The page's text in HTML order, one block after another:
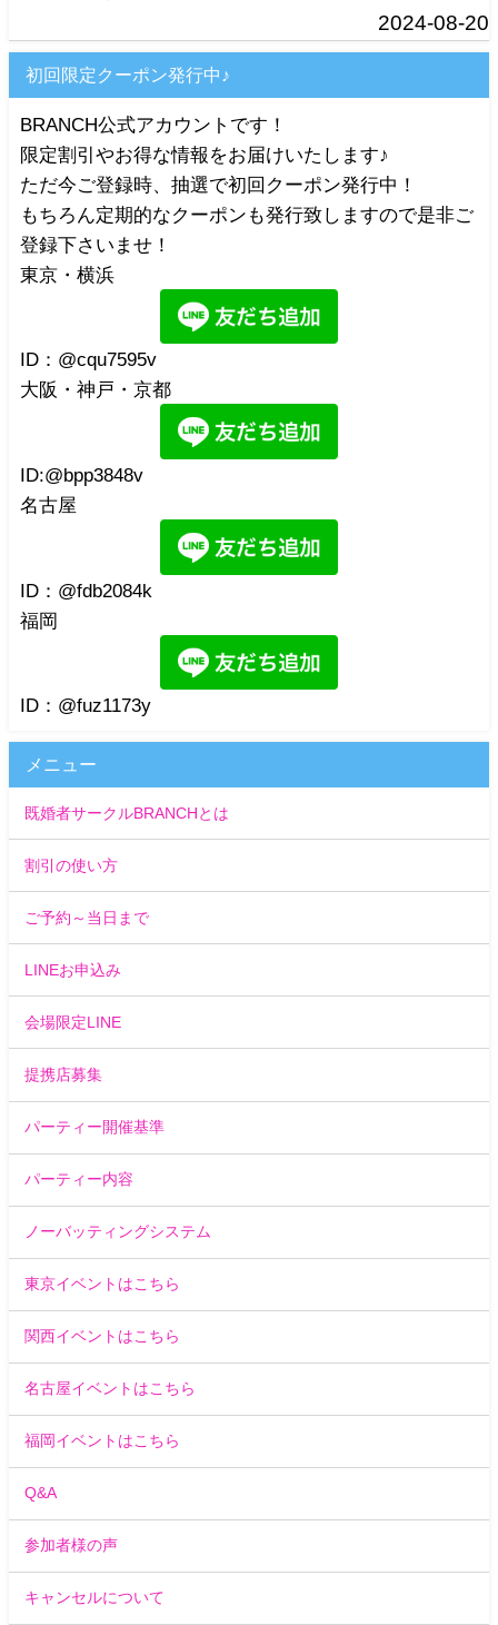
2024-08-20
初回限定クーポン発行中♪
BRANCH公式アカウントです！
限定割引やお得な情報をお届けいたします♪
ただ今ご登録時、抽選で初回クーポン発行中！
もちろん定期的なクーポンも発行致しますので是非ご
登録下さいませ！
東京・横浜
ID：@cqu7595v
大阪・神戸・京都
ID:@bpp3848v
名古屋
ID：@fdb2084k
福岡
ID：@fuz1173y
メニュー
既婚者サークルBRANCHとは
割引の使い方
ご予約～当日まで
LINEお申込み
会場限定LINE
提携店募集
パーティー開催基準
パーティー内容
ノーバッティングシステム
東京イベントはこちら
関西イベントはこちら
名古屋イベントはこちら
福岡イベントはこちら
Q&A
参加者様の声
キャンセルについて